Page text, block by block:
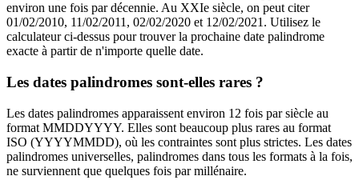
environ une fois par décennie. Au XXIe siècle, on peut citer
01/02/2010, 11/02/2011, 02/02/2020 et 12/02/2021. Utilisez le
calculateur ci-dessus pour trouver la prochaine date palindrome
exacte à partir de n'importe quelle date.
Les dates palindromes sont-elles rares ?
Les dates palindromes apparaissent environ 12 fois par siècle au
format MMDDYYYY. Elles sont beaucoup plus rares au format
ISO (YYYYMMDD), où les contraintes sont plus strictes. Les dates
palindromes universelles, palindromes dans tous les formats à la fois,
ne surviennent que quelques fois par millénaire.